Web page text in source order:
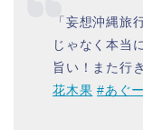
「妄想沖縄
じゃなく本当
旨い！また行
花木果 #あぐ